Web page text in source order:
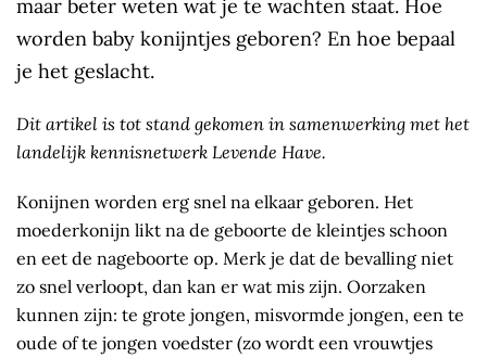
maar beter weten wat je te wachten staat. Hoe
worden baby konijntjes geboren? En hoe bepaal
je het geslacht.
Dit artikel is tot stand gekomen in samenwerking met het
landelijk kennisnetwerk Levende Have.
Konijnen worden erg snel na elkaar geboren. Het
moederkonijn likt na de geboorte de kleintjes schoon
en eet de nageboorte op. Merk je dat de bevalling niet
zo snel verloopt, dan kan er wat mis zijn. Oorzaken
kunnen zijn: te grote jongen, misvormde jongen, een te
oude of te jongen voedster (zo wordt een vrouwtjes